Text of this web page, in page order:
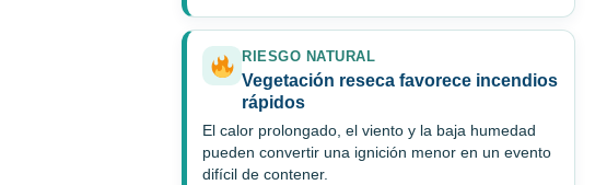
RIESGO NATURAL
Vegetación reseca favorece incendios
rápidos
El calor prolongado, el viento y la baja humedad
pueden convertir una ignición menor en un evento
difícil de contener.